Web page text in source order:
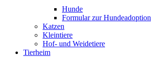
Hunde
Formular zur Hundeadoption
Katzen
Kleintiere
Hof- und Weidetiere
Tierheim